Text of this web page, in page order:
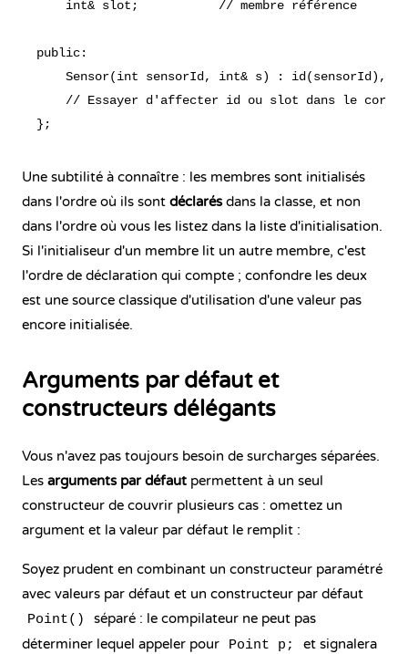
    int& slot;           // membre référence
public:
Sensor(int sensorId, int& s) : id(sensorId),
// Essayer d'affecter id ou slot dans le corps
Une subtilité à connaître : les membres sont initialisés
dans l'ordre où ils sont déclarésdans la classe, et non
dans l'ordre où vous les listez dans la liste d'initialisation.
Si l'initialiseur d'un membre lit un autre membre, c'est
l'ordre de déclaration qui compte ; confondre les deux
est une source classique d'utilisation d'une valeur pas
encore initialisée.
Arguments par défaut et
constructeurs délégants
Vous n'avez pas toujours besoin de surcharges séparées.
Les arguments par défaut permettent à un seul
constructeur de couvrir plusieurs cas : omettez un
argument et la valeur par défaut le remplit :
Soyez prudent en combinant un constructeur paramétré
avec valeurs par défaut et un constructeur par défaut
Point()
séparé : le compilateur ne peut pas
déterminer lequel appeler pour
Point p;
et signalera